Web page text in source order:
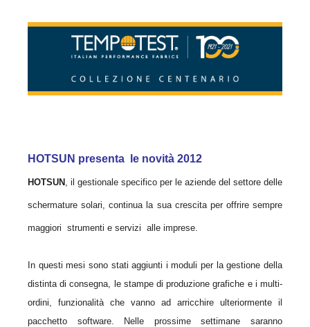
HOTSUN presenta le novità 2012
HOTSUN , il gestionale specifico per le aziende del settore delle
schermature solari, continua la sua crescita per offrire sempre
maggiori strumenti e servizi alle imprese.
In questi mesi sono stati aggiunti i moduli per la gestione della
distinta di consegna, le stampe di produzione grafiche e i multi-
ordini, funzionalità che vanno ad arricchire ulteriormente il
pacchetto software. Nelle prossime settimane saranno